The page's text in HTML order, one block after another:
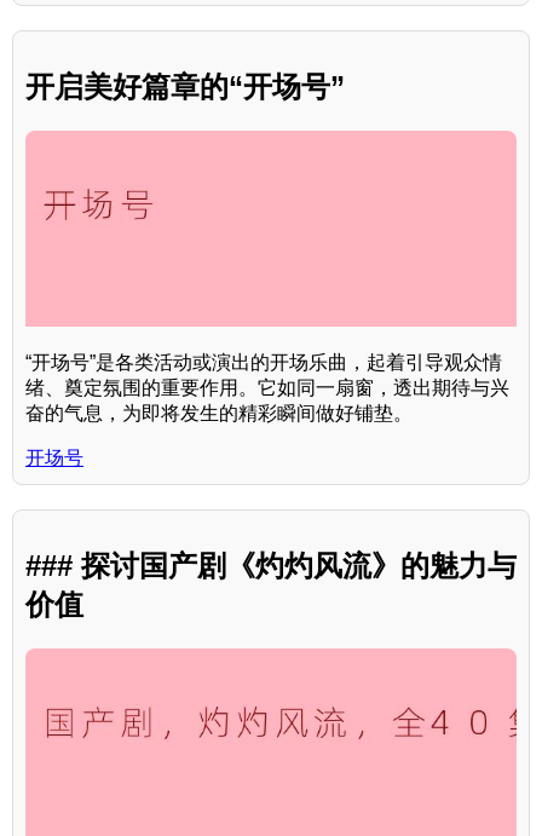
开启美好篇章的“开场号”
“开场号”是各类活动或演出的开场乐曲，起着引导观众情
绪、奠定氛围的重要作用。它如同一扇窗，透出期待与兴
奋的气息，为即将发生的精彩瞬间做好铺垫。
开场号
### 探讨国产剧《灼灼风流》的魅力与
价值